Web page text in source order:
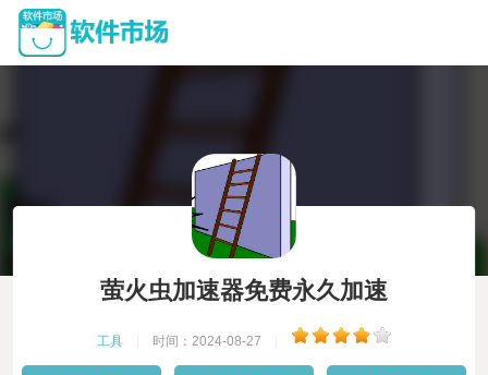
萤火虫加速器免费永久加速
工具 时间：2024-08-27